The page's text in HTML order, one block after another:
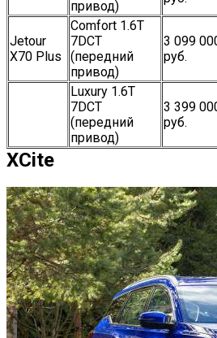
привод)
Jetour
X70 Plus
Comfort 1.6T
7DCT
(передний
привод)
3 099
руб.
Luxury 1.6T
7DCT
(передний
привод)
3 399
руб.
XCite